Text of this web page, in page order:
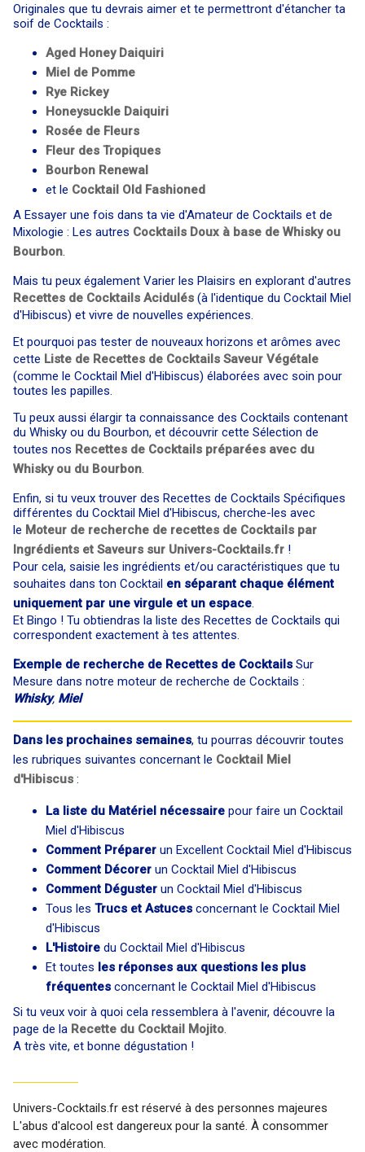
Originales que tu devrais aimer et te permettront d'étancher ta
soif de Cocktails :
Aged Honey Daiquiri
Miel de Pomme
Rye Rickey
Honeysuckle Daiquiri
Rosée de Fleurs
Fleur des Tropiques
Bourbon Renewal
et le Cocktail Old Fashioned
A Essayer une fois dans ta vie d'Amateur de Cocktails et de
Mixologie : Les autres Cocktails Doux à base de Whisky ou
Bourbon.
Mais tu peux également Varier les Plaisirs en explorant d'autres
Recettes de Cocktails Acidulés (à l'identique du Cocktail Miel
d'Hibiscus) et vivre de nouvelles expériences.
Et pourquoi pas tester de nouveaux horizons et arômes avec
cette Liste de Recettes de Cocktails Saveur Végétale
(comme le Cocktail Miel d'Hibiscus) élaborées avec soin pour
toutes les papilles.
Tu peux aussi élargir ta connaissance des Cocktails contenant
du Whisky ou du Bourbon, et découvrir cette Sélection de
toutes nos Recettes de Cocktails préparées avec du
Whisky ou du Bourbon.
Enfin, si tu veux trouver des Recettes de Cocktails Spécifiques
différentes du Cocktail Miel d'Hibiscus, cherche-les avec
le Moteur de recherche de recettes de Cocktails par
Ingrédients et Saveurs sur Univers-Cocktails.fr !
Pour cela, saisie les ingrédients et/ou caractéristiques que tu
souhaites dans ton Cocktail en séparant chaque élément
uniquement par une virgule et un espace.
Et Bingo ! Tu obtiendras la liste des Recettes de Cocktails qui
correspondent exactement à tes attentes.
Exemple de recherche de Recettes de Cocktails Sur
Mesure dans notre moteur de recherche de Cocktails :
Whisky, Miel
Dans les prochaines semaines, tu pourras découvrir toutes
les rubriques suivantes concernant le Cocktail Miel
d'Hibiscus :
La liste du Matériel nécessaire pour faire un Cocktail
Miel d'Hibiscus
Comment Préparer un Excellent Cocktail Miel d'Hibiscus
Comment Décorer un Cocktail Miel d'Hibiscus
Comment Déguster un Cocktail Miel d'Hibiscus
Tous les Trucs et Astuces concernant le Cocktail Miel
d'Hibiscus
L'Histoire du Cocktail Miel d'Hibiscus
Et toutes les réponses aux questions les plus
fréquentes concernant le Cocktail Miel d'Hibiscus
Si tu veux voir à quoi cela ressemblera à l'avenir, découvre la
page de la Recette du Cocktail Mojito.
A très vite, et bonne dégustation !
Univers-Cocktails.fr est réservé à des personnes majeures
L'abus d'alcool est dangereux pour la santé. À consommer
avec modération.